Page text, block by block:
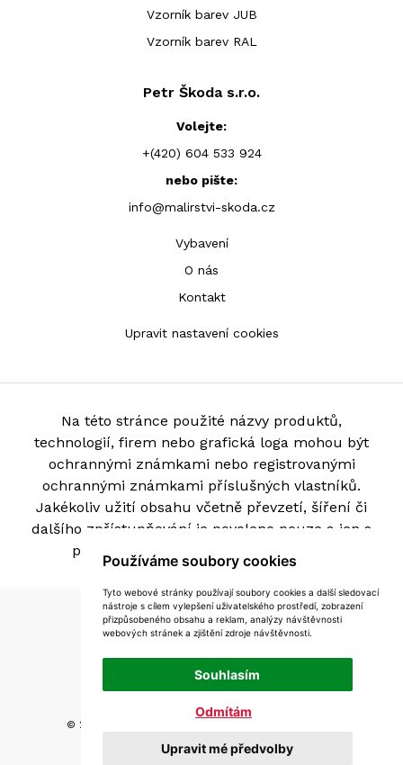
Používáme soubory cookies
Tyto webové stránky používají soubory cookies a další sledovací
nástroje s cílem vylepšení uživatelského prostředí, zobrazení
přizpůsobeného obsahu a reklam, analýzy návštěvnosti
webových stránek a zjištění zdroje návštěvnosti.
Souhlasím
Odmítám
Upravit mé předvolby
Vzorník barev JUB
Vzorník barev RAL
Petr Škoda s.r.o.
Volejte:
+(420) 604 533 924
nebo pište:
info@malirstvi-skoda.cz
Vybavení
O nás
Kontakt
Upravit nastavení cookies
Na této stránce použité názvy produktů,
technologií, firem nebo grafická loga mohou být
ochrannými známkami nebo registrovanými
ochrannými známkami příslušných vlastníků.
Jakékoliv užití obsahu včetně převzetí, šíření či
dalšího zpřístupňování je povoleno pouze a jen s
písemným souhlasem provozovatele.
Mapa stránek
Podmínky použití
Zásady zpracování souborů cookie
© 2026 Petr Škoda s.r.o, všechna práva vyhrazena
RealizaceWebSite21v roce 2026